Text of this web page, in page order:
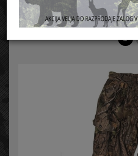
Akcijski
1